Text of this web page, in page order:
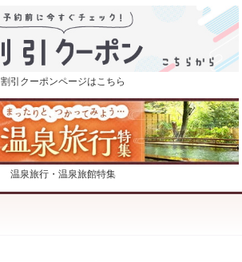
割引クーポンページはこちら
温泉旅行・温泉旅館特集